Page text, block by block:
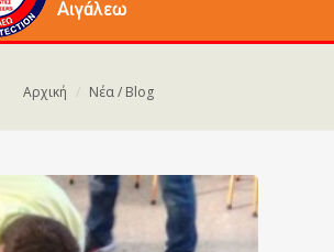
Αρχική Νέα / Blog